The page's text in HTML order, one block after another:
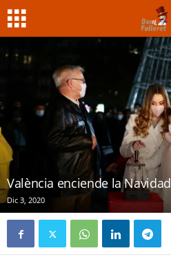
València enciende la Navidad
Dic 3, 2020